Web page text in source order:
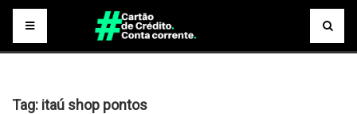
Tag: itaú shop pontos